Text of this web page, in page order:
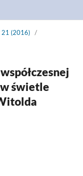
21 (2016)
/
świetle